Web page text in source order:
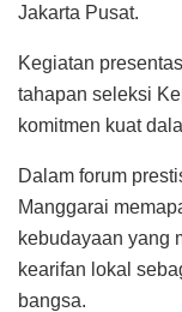
Jakarta Pusat.
Kegiatan
tahapan seleksi
komitmen kuat
Dalam forum
Manggarai
kebudayaan yang
kearifan lokal
bangsa.